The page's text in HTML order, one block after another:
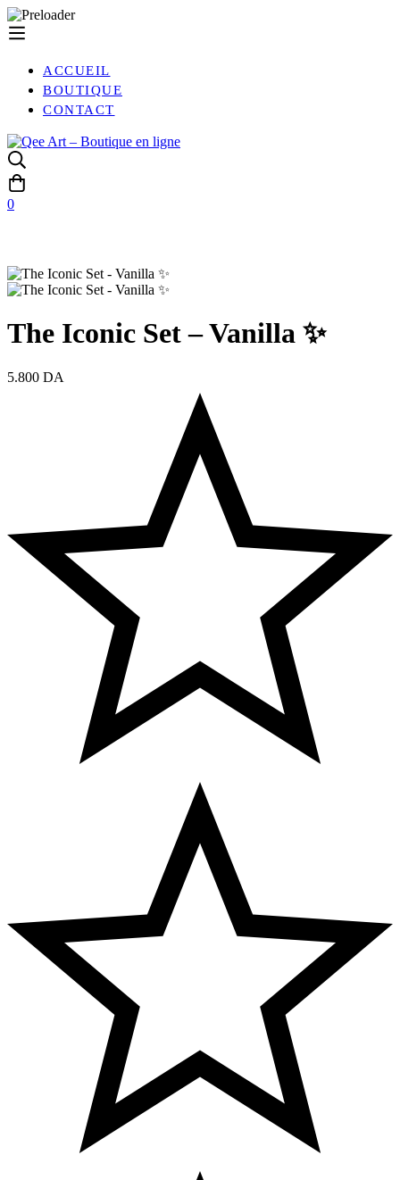
ACCUEIL
BOUTIQUE
CONTACT
0
The Iconic Set – Vanilla ✨
5.800 DA